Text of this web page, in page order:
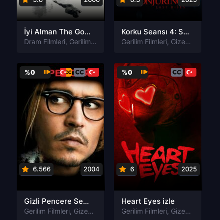
İyi Alman The Good German izle
Dram Filmleri, Gerilim Filmleri Gizem Filmleri,Romantik
Korku Seansı 4: Son Ayin izle
Gerilim Filmleri, Gizem Filmleri
%0
6.566 2004
Gizli Pencere Secret Window izle
Gerilim Filmleri, Gizem Filmleri
%0
6 2025
Heart Eyes izle
Gerilim Filmleri, Gizem Filmleri